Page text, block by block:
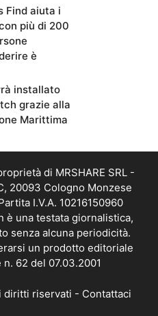
Find aiuta i
più di 200
è
installato
grazie alla
Marittima
di MRSHARE SRL -
20093 Cologno Monzese
I.V.A. 10216150960
è una testata giornalistica,
senza alcuna periodicità.
un prodotto editoriale
62 del 07.03.2001
diritti riservati - Contattaci